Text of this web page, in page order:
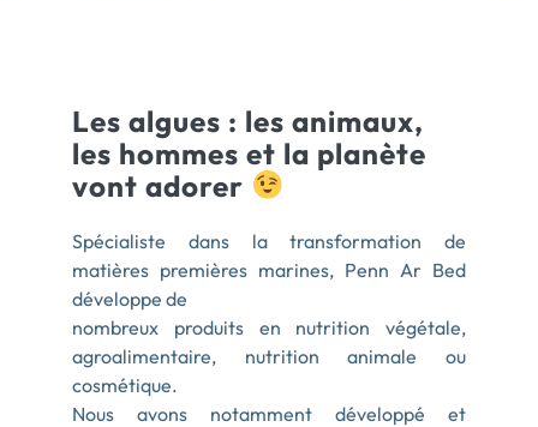
Les algues : les animaux,
les hommes et la planète
vont adorer
Spécialiste dans la transformation de
matières premières marines, Penn Ar Bed
développe de
nombreux produits en nutrition végétale,
agroalimentaire, nutrition animale ou
cosmétique.
Nous avons notamment développé et